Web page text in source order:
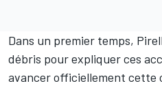
Dans un premier temps,
débris pour expliquer ces
avancer officiellement cette